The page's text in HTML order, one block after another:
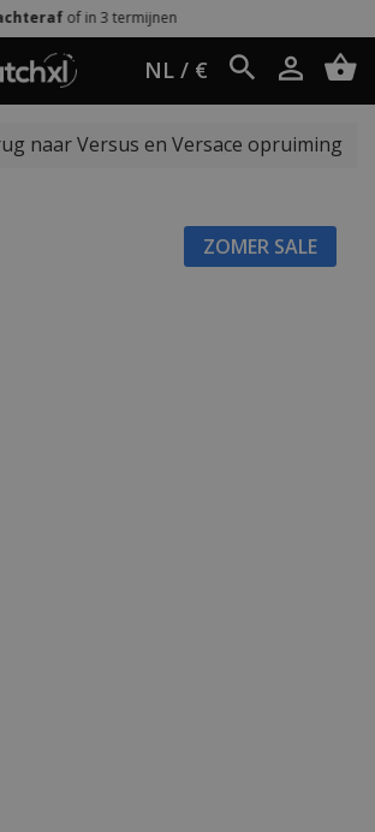
NL / €
naar Versus en Versace opruiming
ZOMER SALE